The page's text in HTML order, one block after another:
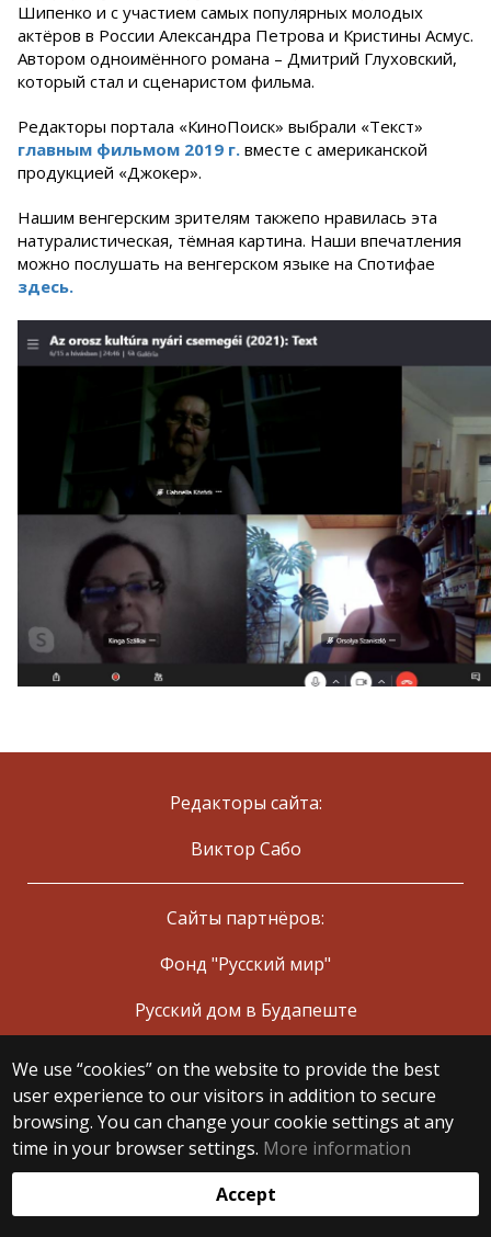
Шипенко и с участием самых популярных молодых
актёров в России Александра Петрова и Кристины Асмус.
Автором одноимённого романа – Дмитрий Глуховский,
который стал и сценаристом фильма.
Редакторы портала «КиноПоиск» выбрали «Текст»
главным фильмом 2019 г. вместе с американской
продукцией «Джокер».
Нашим венгерским зрителям такжепо нравилась эта
натуралистическая, тёмная картина. Наши впечатления
можно послушать на венгерском языке на Спотифае
здесь.
We use “cookies” on the website to provide the best
user experience to our visitors in addition to secure
browsing. You can change your cookie settings at any
time in your browser settings. More information
Accept
Редакторы сайта:
Виктор Сабо
Сайты партнёров:
Фонд "Русский мир"
Русский дом в Будапеште
© 2025 Eötvös Loránd University
All rights reserved.
H-1053 Budapest, Egyetem tér 1–3.
T: +36-1-411-6500
Web development: